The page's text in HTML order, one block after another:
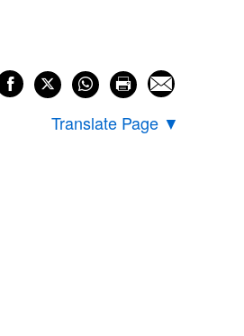
Translate Page ▼